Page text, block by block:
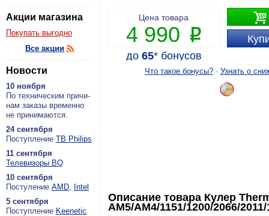
Акции магазина
Покупать выгодно
Все акции
Новости
10 ноября
По тех­ни­че­ским при­чи­
нам за­ка­зы вре­мен­но
не при­ни­ма­ют­ся.
24 сентября
По­ступ­ле­ние ТВ Philips
11 сентября
Теле­ви­зо­ры BQ
10 сентября
По­сту­ле­ние AMD, Intel
5 сентября
По­ступ­ле­ние Keenetic

Цена товара
4 990 P
до 65*бонусов
Что такое бонусы? · Узнать о
Описание товара Кулер
AM5/AM4/1151/1200/2066/